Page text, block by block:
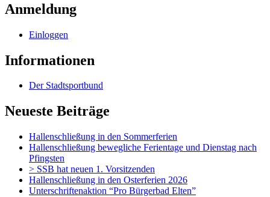
Anmeldung
Einloggen
Informationen
Der Stadtsportbund
Neueste Beiträge
Hallenschließung in den Sommerferien
Hallenschließung bewegliche Ferientage und Dienstag nach
Pfingsten
> SSB hat neuen 1. Vorsitzenden
Hallenschließung in den Osterferien 2026
Unterschriftenaktion “Pro Bürgerbad Elten”